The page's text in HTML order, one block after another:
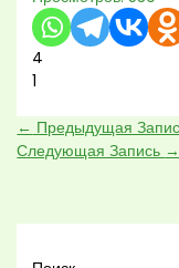
4
1
← Предыдущая
Следующая Запись →